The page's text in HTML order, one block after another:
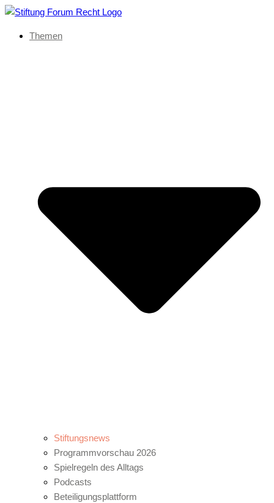
Themen
Stiftungsnews
Programmvorschau 2026
Spielregeln des Alltags
Podcasts
Beteiligungsplattform